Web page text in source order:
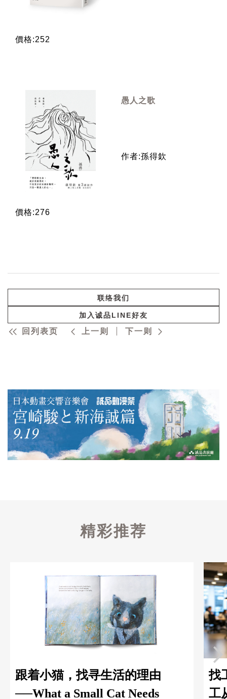
價格:252
愚人之歌
作者:孫得欽
價格:276
联络我们
加入诚品LINE好友
回列表页 上一则 下一则
精彩推荐
跟着小猫，找寻生活的理由
──What a Small Cat Needs
找
工